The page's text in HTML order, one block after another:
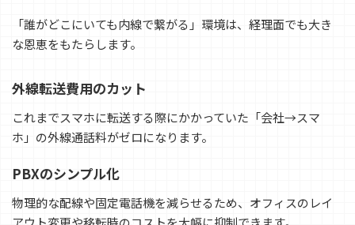
「誰がどこにいても内線で繋がる」環境は、経理面でも大き
な恩恵をもたらします。
外線転送費用のカット
これまでスマホに転送する際にかかっていた「会社→スマ
ホ」の外線通話料がゼロになります。
PBXのシンプル化
物理的な配線や固定電話機を減らせるため、オフィスのレイ